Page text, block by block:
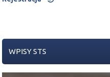
WPISY STS